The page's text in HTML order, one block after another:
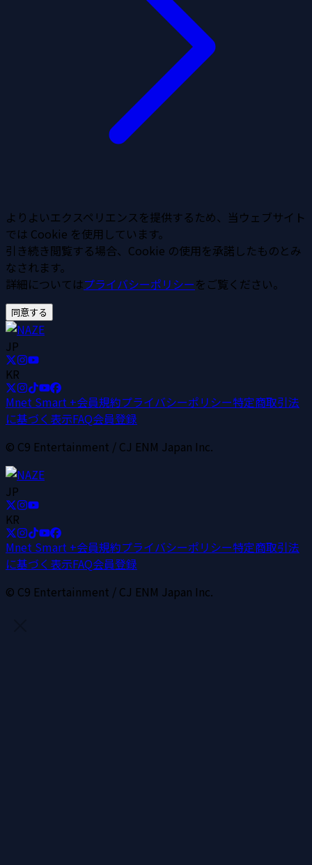
よりよいエクスペリエンスを提供するため、当ウェブサイト
では Cookie を使用しています。
引き続き閲覧する場合、Cookie の使用を承諾したものとみ
なされます。
詳細についてはプライバシーポリシーをご覧ください。
同意する
JP
KR
Mnet Smart +会員規約プライバシーポリシー特定商取引法
に基づく表示FAQ会員登録
© C9 Entertainment / CJ ENM Japan Inc.
JP
KR
Mnet Smart +会員規約プライバシーポリシー特定商取引法
に基づく表示FAQ会員登録
© C9 Entertainment / CJ ENM Japan Inc.